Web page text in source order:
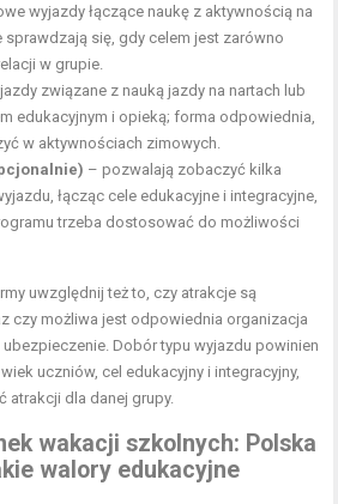
wyjazdy łączące naukę z aktywnością na
się, gdy celem jest zarówno
w grupie.
związane z nauką jazdy na nartach lub
edukacyjnym i opieką; forma odpowiednia,
w aktywnościach zimowych.
– pozwalają zobaczyć kilka
łącząc cele edukacyjne i integracyjne,
trzeba dostosować do możliwości
uwzględnij też to, czy atrakcje są
czy możliwa jest odpowiednia organizacja
Dobór typu wyjazdu powinien
uczniów, cel edukacyjny i integracyjny,
atrakcji dla danej grupy.
wakacji szkolnych: Polska
walory edukacyjne